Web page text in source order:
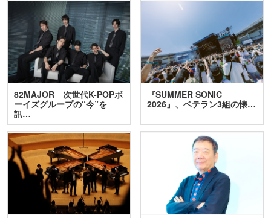
82MAJOR 次世代K-POPボ
ーイズグループの“今”を
訊…
『SUMMER SONIC
2026』、ベテラン3組の懐…